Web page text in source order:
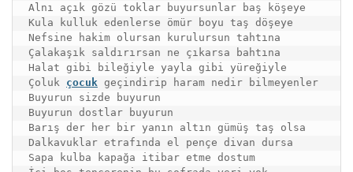
Alnı açık gözü toklar buyursunlar baş köşeye
Kula kulluk edenlerse ömür boyu taş döşeye
Nefsine hakim olursan kurulursun tahtına
Çalakaşık saldırırsan ne çıkarsa bahtına
Halat gibi bileğiyle yayla gibi yüreğiyle
Çoluk çocuk geçindirip haram nedir bilmeyenler
Buyurun sizde buyurun
Buyurun dostlar buyurun
Barış der her bir yanın altın gümüş taş olsa
Dalkavuklar etrafında el pençe divan dursa
Sapa kulba kapağa itibar etme dostum